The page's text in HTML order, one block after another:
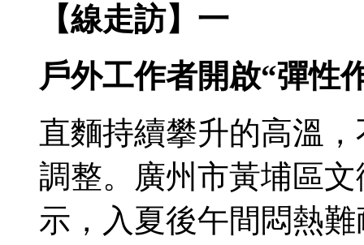
【線走訪】一
戶外工作者開啟“彈性
直麵持續攀升的高溫
調整。廣州市黃埔區
示，入夏後午間悶熱